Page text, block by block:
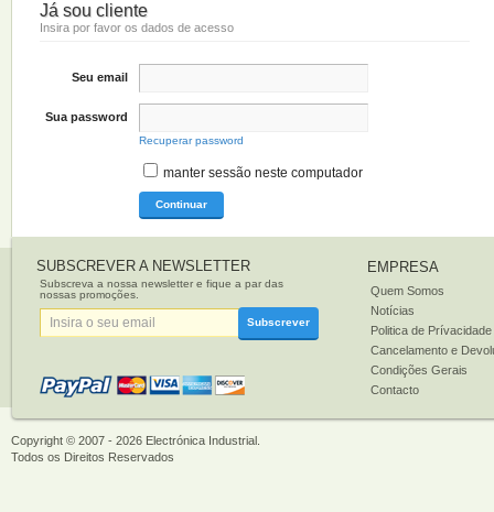
Já sou cliente
Insira por favor os dados de acesso
Seu email
Sua password
Recuperar password
manter sessão neste computador
Continuar
SUBSCREVER A NEWSLETTER
Subscreva a nossa newsletter e fique a par das
nossas promoções.
Subscrever
EMPRESA
Quem Somos
Notícias
Politica de Prívacidade
Cancelamento e
Condições Gerais
Contacto
Copyright © 2007 - 2026 Electrónica Industrial
Todos os Direitos Reservados